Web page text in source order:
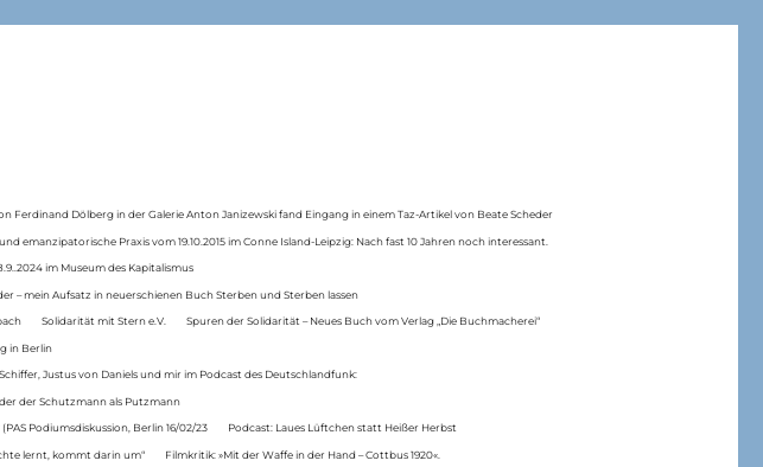
Ferdinand Dölberg in der Galerie Anton Janizewski fand Eingang in einem Taz-Artikel von Beate Scheder
emanzipatorische Praxis vom 19.10.2015 im Conne Island-Leipzig: Nach fast 10 Jahren noch interessant.
im Museum des Kapitalismus
– mein Aufsatz in neuerschienen Buch Sterben und Sterben lassen
Solidarität mit Stern e.V. Spuren der Solidarität – Neues Buch vom Verlag „Die Buchmacherei“
in Berlin
Justus von Daniels und mir im Podcast des Deutschlandfunk:
der Schutzmann als Putzmann
Podiumsdiskussion, Berlin 16/02/23 Podcast: Laues Lüftchen statt Heißer Herbst
lernt, kommt darin um“ Filmkritik: »Mit der Waffe in der Hand – Cottbus 1920«.